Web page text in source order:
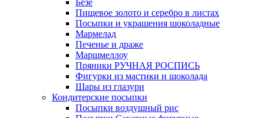
Безе
Пищевое золото и серебро в листах
Посыпки и украшения шоколадные
Мармелад
Печенье и драже
Маршмеллоу
Пряники РУЧНАЯ РОСПИСЬ
Фигурки из мастики и шоколада
Шары из глазури
Кондитерские посыпки
Посыпки воздушный рис